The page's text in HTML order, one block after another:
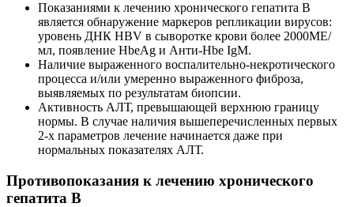
Показаниями к лечению хронического гепатита В
является обнаружение маркеров репликации вирусов:
уровень ДНК HBV в сыворотке крови более 2000МЕ/
мл, появление HbeAg и Анти-Hbe IgM.
Наличие выраженного воспалительно-некротического
процесса и/или умеренно выраженного фиброза,
выявляемых по результатам биопсии.
Активность АЛТ, превышающей верхнюю границу
нормы. В случае наличия вышеперечисленных первых
2-х параметров лечение начинается даже при
нормальных показателях АЛТ.
Противопоказания к лечению хронического
гепатита В